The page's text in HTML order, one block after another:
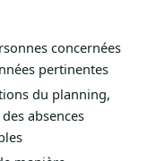
concernées
pertinentes
du planning,
absences